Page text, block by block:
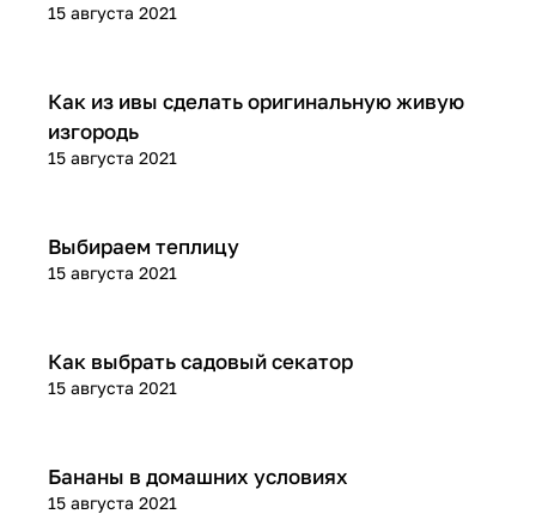
15 августа 2021
Советы для дачников
15 августа 2021
Как из ивы сделать оригинальную живую
изгородь
Советы для дачников
15 августа 2021
Выбираем теплицу
Советы для дачников
15 августа 2021
Как выбрать садовый секатор
Посадка и уход
15 августа 2021
Бананы в домашних условиях